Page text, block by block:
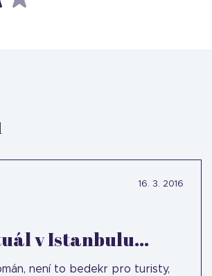
16. 3. 2016
v Istanbulu...
není to bedekr pro turisty,